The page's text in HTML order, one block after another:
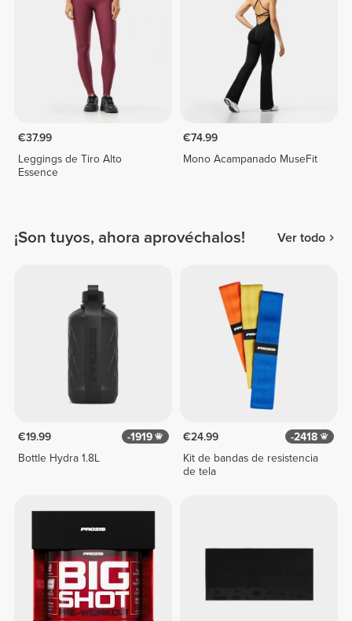
€37.99
Leggings de Tiro Alto
Essence
€74.99
Mono Acampanado MuseFit
¡Son tuyos, ahora aprovéchalos! Ver todo
€19.99
-1919
Bottle Hydra 1.8L
€24.99
-2418
Kit de bandas de resistencia
de tela